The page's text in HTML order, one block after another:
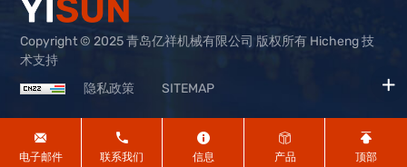
Copyright © 2025 青岛亿祥机械有限公司 版权所有 Hicheng 技
术支持
隐私政策
SITEMAP
电子邮件 联系我们 信息 产品 顶部